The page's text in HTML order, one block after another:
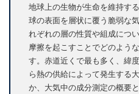
地球上の生物が生命を維持す
球の表面を層状に覆う脆弱な
れぞれの層の性質や組成につ
摩擦を起こすことでどのよう
す。赤道近くで最も多く、緯
ら熱の供給によって発生する
か、大気中の成分測定の概要